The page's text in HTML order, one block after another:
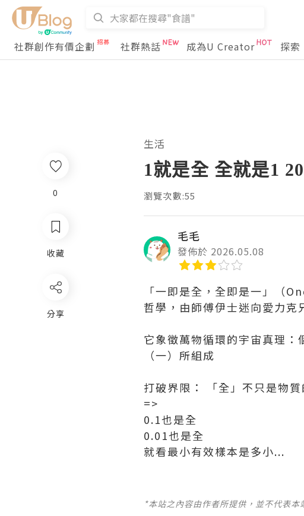
社群創作有價企劃 社群熱話 成為U Creator 探索
生活
1就是全 全就是1
瀏覽次數:55
毛毛
發佈於 2026.05.08
「一即是全，全即是一」（
哲學，由師傅伊士迷向愛力克
它象徵萬物循環的宇宙真理
（一）所組成
打破界限： 「全」不只是物
=>
0.1也是全
0.01也是全
就看最小有效樣本是多小...
*本站之內容由作者所提供，並不代表
0
收藏
分享